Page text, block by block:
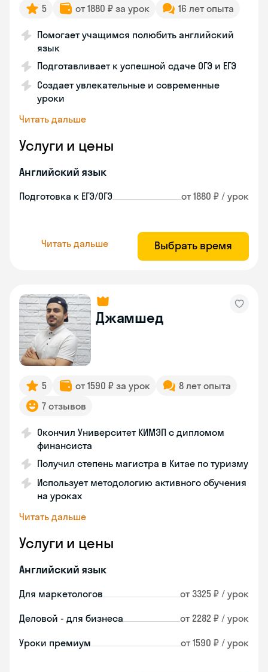
5 от 1880 ₽ за урок 16 лет опыта
Помогает учащимся полюбить английский
язык
Подготавливает к успешной сдаче ОГЭ и ЕГЭ
Создает увлекательные и современные
уроки
Читать дальше
Услуги и цены
Английский язык
Подготовка к ЕГЭ/ОГЭ от 1880 ₽ / урок
Читать дальше Выбрать время
Джамшед
5 от 1590 ₽ за урок
8 лет опыта
7 отзывов
Окончил Университет КИМЭП с дипломом
финансиста
Получил степень магистра в Китае по туризму
Использует методологию активного обучения
на уроках
Читать дальше
Услуги и цены
Английский язык
Для маркетологов от 3325 ₽ / урок
Деловой - для бизнеса от 2282 ₽ / урок
Уроки премиум от 1590 ₽ / урок